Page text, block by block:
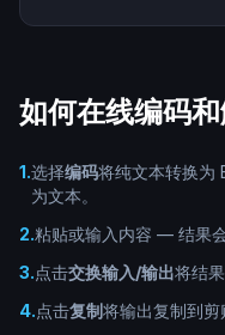
如何在线编码
1.选择编码将纯文本转换为
为文本。
2.粘贴或输入内容 — 结果会
3.点击交换输入/输出将结
4.点击复制将输出复制到剪